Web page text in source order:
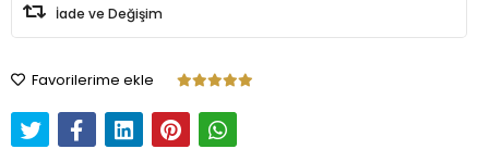
İade ve Değişim
Favorilerime ekle